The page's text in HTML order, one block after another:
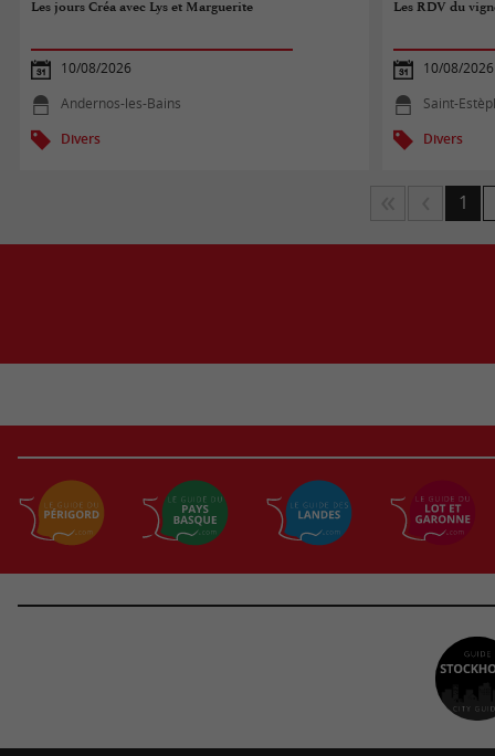
Les jours Créa avec Lys et Marguerite
10/08/2026
Andernos-les-Bains
Divers
Les RDV du
10/08/2026
Saint-
Divers
1